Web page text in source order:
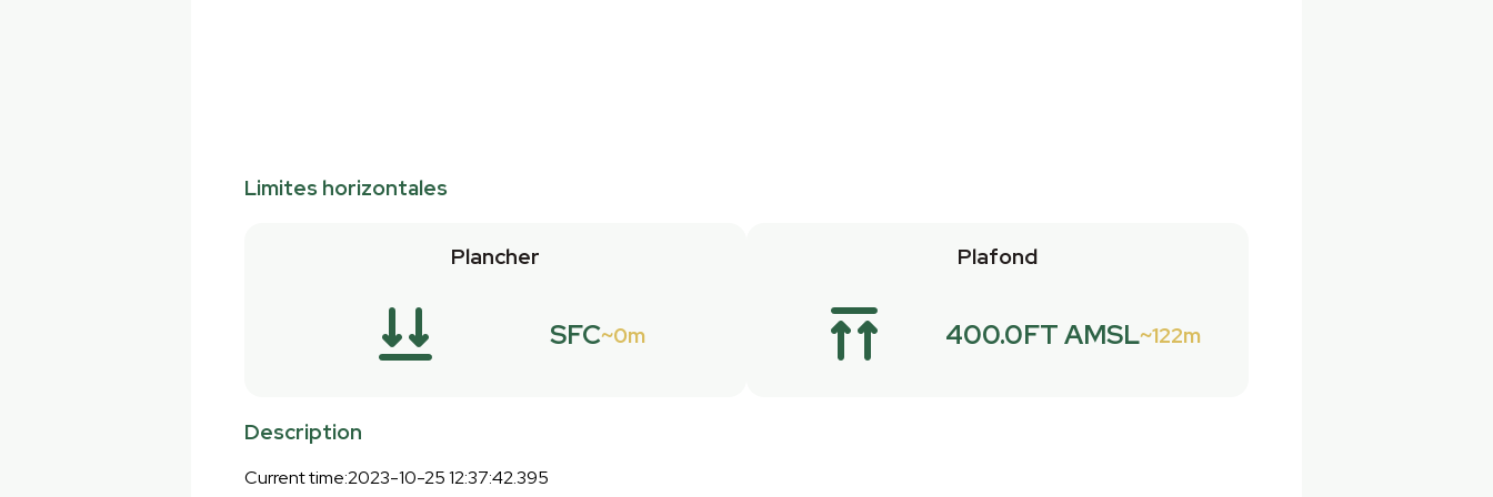
Limites horizontales
Plancher
SFC 0m
Plafond
400.0FT AMSL 122m
Description
Current time:2023-10-25 12:37:42.395